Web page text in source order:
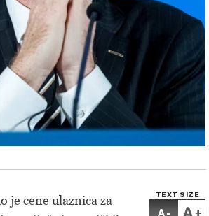
TEXT SIZE
- +
je cene ulaznica za